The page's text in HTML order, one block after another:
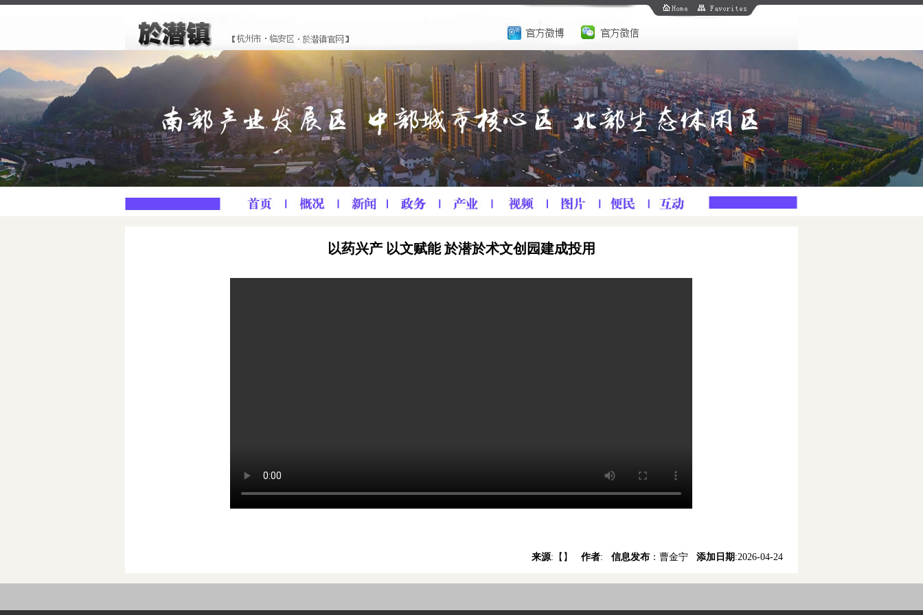
以药兴产 以文赋能 於潜於术文创园建成投用
来源:【 】 作者: 信息发布 ：曹金宁 添加日期 :2026-04-24